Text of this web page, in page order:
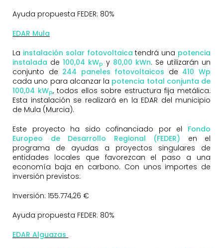
Ayuda propuesta FEDER: 80%
EDAR Mula
La instalación solar fotovoltaica tendrá una potencia
instalada de 100,04 kWp y 80,00 kWn. Se utilizarán un
conjunto de 244 paneles fotovoltaicos de 410 Wp
cada uno para alcanzar la potencia total conjunta de
100,04 kWp, todos ellos sobre estructura fija metálica.
Esta instalación se realizará en la EDAR del municipio
de Mula (Murcia).
Este proyecto ha sido cofinanciado por el Fondo
Europeo de Desarrollo Regional (FEDER) en el
programa de ayudas a proyectos singulares de
entidades locales que favorezcan el paso a una
economía baja en carbono. Con unos importes de
inversión previstos:
Inversión: 155.774,26 €
Ayuda propuesta FEDER: 80%
EDAR Alguazas